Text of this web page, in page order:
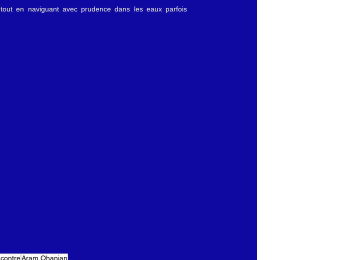
en naviguant avec prudence dans les eaux parfois
Aram Ohanian